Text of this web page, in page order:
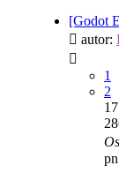
[Godot
autor:
1
2
17